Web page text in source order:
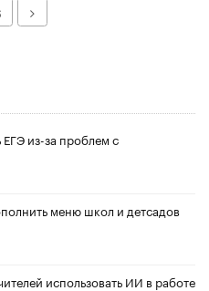
Далее
из-за проблем с
меню школ и детсадов
использовать ИИ в работе